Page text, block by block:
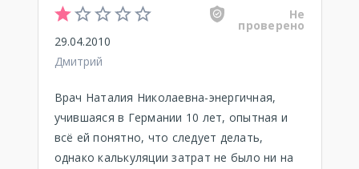
Не
проверено
29.04.2010
Дмитрий
Врач Наталия Николаевна-энергичная,
учившаяся в Германии 10 лет, опытная и
всё ей понятно, что следует делать,
однако калькуляции затрат не было ни на